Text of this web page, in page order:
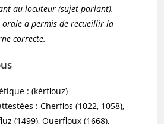
au locuteur (sujet parlant).
orale a permis de recueillir la
correcte.
: (kèrflouz)
: Cherflos (1022, 1058),
(1499), Querfloux (1668),